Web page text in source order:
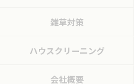
雑草対策
ハウスクリーニング
会社概要